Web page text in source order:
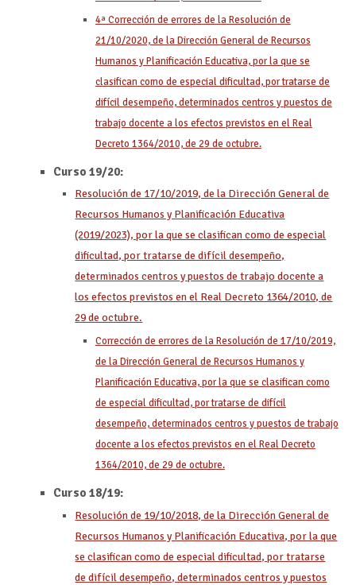
4ª Corrección de errores de la Resolución de
21/10/2020, de la Dirección General de Recursos
Humanos y Planificación Educativa, por la que se
clasifican como de especial dificultad, por tratarse de
difícil desempeño, determinados centros y puestos de
trabajo docente a los efectos previstos en el Real
Decreto 1364/2010, de 29 de octubre.
Curso 19/20:
Resolución de 17/10/2019, de la Dirección General de
Recursos Humanos y Planificación Educativa
(2019/2023), por la que se clasifican como de especial
dificultad, por tratarse de difícil desempeño,
determinados centros y puestos de trabajo docente a
los efectos previstos en el Real Decreto 1364/2010, de
29 de octubre.
Corrección de errores de la Resolución de 17/10/2019,
de la Dirección General de Recursos Humanos y
Planificación Educativa, por la que se clasifican como
de especial dificultad, por tratarse de difícil
desempeño, determinados centros y puestos de trabajo
docente a los efectos previstos en el Real Decreto
1364/2010, de 29 de octubre.
Curso 18/19:
Resolución de 19/10/2018, de la Dirección General de
Recursos Humanos y Planificación Educativa, por la que
se clasifican como de especial dificultad, por tratarse
de difícil desempeño, determinados centros y puestos